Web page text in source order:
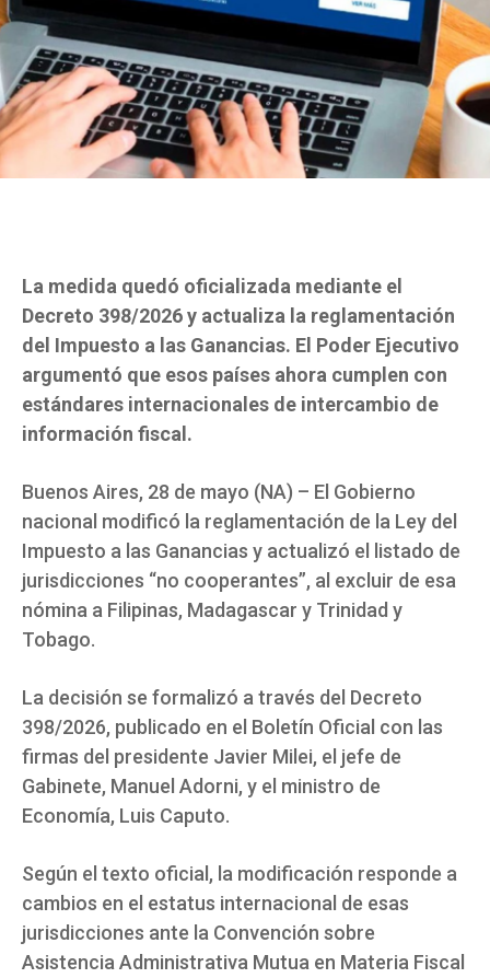
La medida quedó oficializada mediante el
Decreto 398/2026 y actualiza la reglamentación
del Impuesto a las Ganancias. El Poder Ejecutivo
argumentó que esos países ahora cumplen con
estándares internacionales de intercambio de
información fiscal.
Buenos Aires, 28 de mayo (NA) – El Gobierno
nacional modificó la reglamentación de la Ley del
Impuesto a las Ganancias y actualizó el listado de
jurisdicciones “no cooperantes”, al excluir de esa
nómina a Filipinas, Madagascar y Trinidad y
Tobago.
La decisión se formalizó a través del Decreto
398/2026, publicado en el Boletín Oficial con las
firmas del presidente Javier Milei, el jefe de
Gabinete, Manuel Adorni, y el ministro de
Economía, Luis Caputo.
Según el texto oficial, la modificación responde a
cambios en el estatus internacional de esas
jurisdicciones ante la Convención sobre
Asistencia Administrativa Mutua en Materia Fiscal